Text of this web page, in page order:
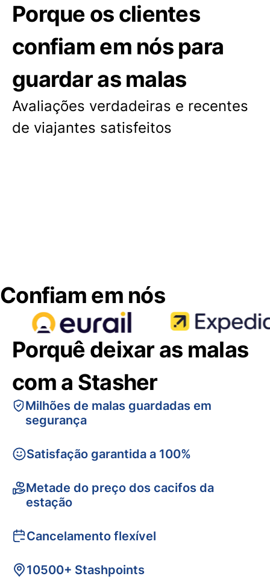
Porque os clientes
confiam em nós para
guardar as malas
Avaliações verdadeiras e recentes
de viajantes satisfeitos
Confiam em nós
Porquê deixar as malas
com a Stasher
Milhões de malas guardadas em
segurança
Satisfação garantida a 100%
Metade do preço dos cacifos da
estação
Cancelamento flexível
10500+ Stashpoints